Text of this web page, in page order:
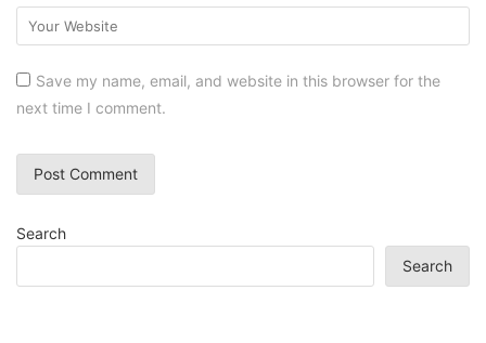
Save my name, email, and website in this browser for the
next time I comment.
Search
Search